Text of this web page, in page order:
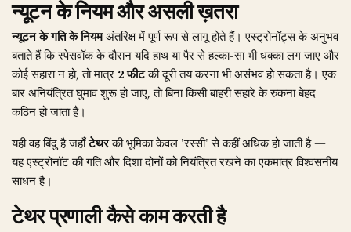
न्यूटन के नियम और असली ख़तरा
न्यूटन के गति के नियमअंतरिक्ष में पूर्ण रूप से लागू होते हैं। एस्ट्रोनॉट्स के अनुभव
बताते हैं कि स्पेसवॉक के दौरान यदि हाथ या पैर से हल्का-सा भी धक्का लग जाए और
कोई सहारा न हो, तो मात्र 2 फीटकी दूरी तय करना भी असंभव हो सकता है। एक
बार अनियंत्रित घुमाव शुरू हो जाए, तो बिना किसी बाहरी सहारे के रुकना बेहद
कठिन हो जाता है।
यही वह बिंदु है जहाँटेथरकी भूमिका केवल 'रस्सी' से कहीं अधिक हो जाती है —
यह एस्ट्रोनॉट की गति और दिशा दोनों को नियंत्रित रखने का एकमात्र विश्वसनीय
साधन है।
टेथर प्रणाली कैसे काम करती है